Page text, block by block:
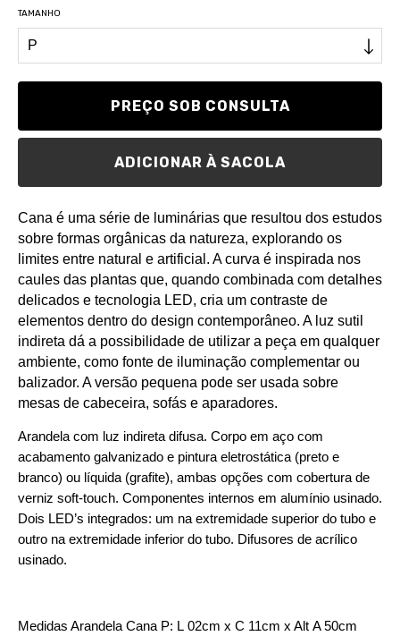
TAMANHO
ADICIONAR À SACOLA
Cana é uma série de luminárias que resultou dos estudos
sobre formas orgânicas da natureza, explorando os
limites entre natural e artificial. A curva é inspirada nos
caules das plantas que, quando combinada com detalhes
delicados e tecnologia LED, cria um contraste de
elementos dentro do design contemporâneo. A luz sutil
indireta dá a possibilidade de utilizar a peça em qualquer
ambiente, como fonte de iluminação complementar ou
balizador. A versão pequena pode ser usada sobre
mesas de cabeceira, sofás e aparadores.
Arandela com luz indireta difusa. Corpo em aço com
acabamento galvanizado e pintura eletrostática (preto e
branco) ou líquida (grafite), ambas opções com cobertura de
verniz soft-touch. Componentes internos em alumínio usinado.
Dois LED’s integrados: um na extremidade superior do tubo e
outro na extremidade inferior do tubo. Difusores de acrílico
usinado.
Medidas Arandela Cana P: L 02cm x C 11cm x Alt A 50cm